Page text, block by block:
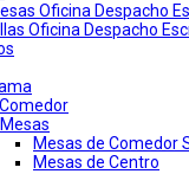
Oficina Despacho
Oficina Despacho
Mesas
Mesas de Comedor
Mesas de Centro